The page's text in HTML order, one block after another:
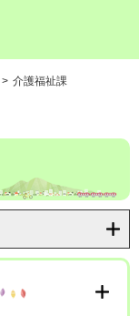
> 介護福祉課